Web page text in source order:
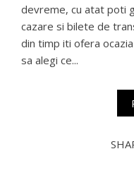
devreme, cu atat poti
cazare si bilete de
din timp iti ofera
sa alegi ce...